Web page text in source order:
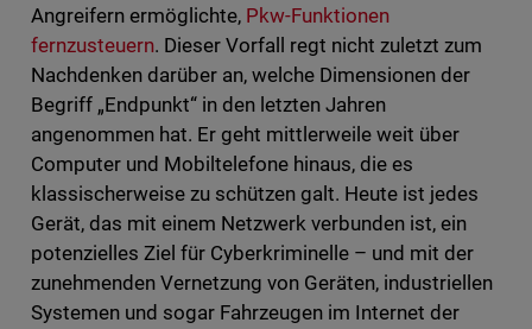
Angreifern ermöglichte, Pkw-Funktionen
fernzusteuern. Dieser Vorfall regt nicht zuletzt zum
Nachdenken darüber an, welche Dimensionen der
Begriff „Endpunkt“ in den letzten Jahren
angenommen hat. Er geht mittlerweile weit über
Computer und Mobiltelefone hinaus, die es
klassischerweise zu schützen galt. Heute ist jedes
Gerät, das mit einem Netzwerk verbunden ist, ein
potenzielles Ziel für Cyberkriminelle – und mit der
zunehmenden Vernetzung von Geräten, industriellen
Systemen und sogar Fahrzeugen im Internet der